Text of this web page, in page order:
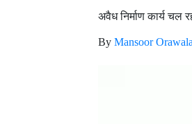
अवैध निर्माण कार्य चल
By Mansoor Orawala